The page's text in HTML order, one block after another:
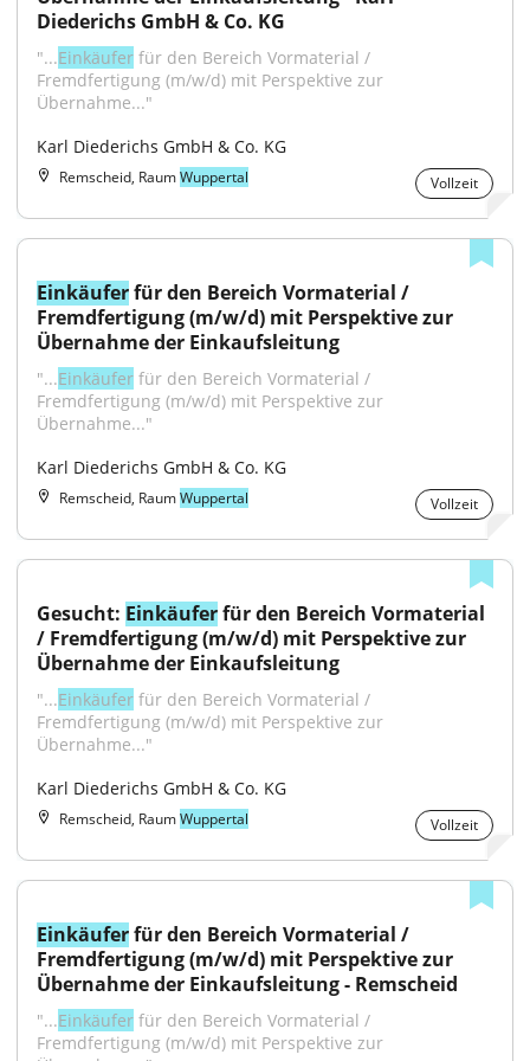
Diederichs GmbH & Co. KG
"...Einkäufer für den Bereich Vormaterial /
Fremdfertigung (m/w/d) mit Perspektive zur
Übernahme..."
Karl Diederichs GmbH & Co. KG
Remscheid, RaumWuppertal Vollzeit
Einkäufer für den Bereich Vormaterial /
Fremdfertigung (m/w/d) mit Perspektive zur
Übernahme der Einkaufsleitung
"...Einkäufer für den Bereich Vormaterial /
Fremdfertigung (m/w/d) mit Perspektive zur
Übernahme..."
Karl Diederichs GmbH & Co. KG
Remscheid, RaumWuppertal Vollzeit
Gesucht: Einkäufer für den Bereich Vormaterial
/ Fremdfertigung (m/w/d) mit Perspektive zur
Übernahme der Einkaufsleitung
"...Einkäufer für den Bereich Vormaterial /
Fremdfertigung (m/w/d) mit Perspektive zur
Übernahme..."
Karl Diederichs GmbH & Co. KG
Remscheid, RaumWuppertal Vollzeit
Einkäufer für den Bereich Vormaterial /
Fremdfertigung (m/w/d) mit Perspektive zur
Übernahme der Einkaufsleitung - Remscheid
"...Einkäufer für den Bereich Vormaterial /
Fremdfertigung (m/w/d) mit Perspektive zur